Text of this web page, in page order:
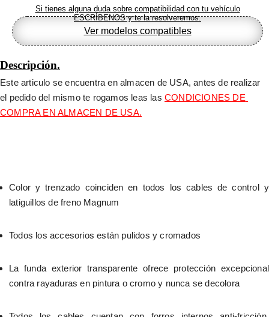
Si tienes alguna duda sobre compatibilidad con tu vehículo
ESCRÍBENOS y te la resolveremos.
Ver modelos compatibles
Descripción.
Este articulo se encuentra en almacen de USA, antes de realizar
el pedido del mismo te rogamos leas las CONDICIONES DE
COMPRA EN ALMACEN DE USA.
Color y trenzado coinciden en todos los cables de control y
latiguillos de freno Magnum
Todos los accesorios están pulidos y cromados
La funda exterior transparente ofrece protección excepcional
contra rayaduras en pintura o cromo y nunca se decolora